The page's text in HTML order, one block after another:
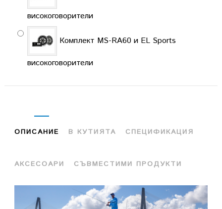
високоговорители
Комплект MS-RA60 и EL Sports
високоговорители
ОПИСАНИЕ В КУТИЯТА СПЕЦИФИКАЦИЯ
АКСЕСОАРИ СЪВМЕСТИМИ ПРОДУКТИ